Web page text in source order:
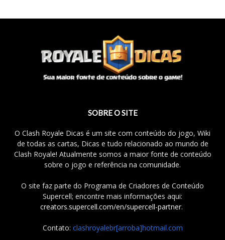
SOBRE O SITE
O Clash Royale Dicas é um site com conteúdo do jogo, Wiki
de todas as cartas, Dicas e tudo relacionado ao mundo de
Clash Royale! Atualmente somos a maior fonte de conteúdo
sobre o jogo e referência na comunidade.
O site faz parte do Programa de Criadores de Conteúdo
Supercell; encontre mais informações aqui:
creators.supercell.com/en/supercell-partner.
Contato: clashroyalebr[arroba]hotmail.com